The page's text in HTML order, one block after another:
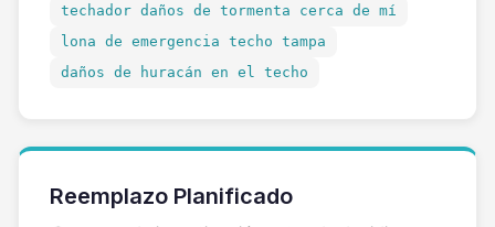
techador daños de tormenta cerca de mí
lona de emergencia techo tampa
daños de huracán en el techo
Reemplazo Planificado